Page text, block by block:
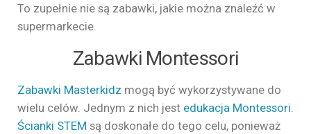
To zupełnie nie są zabawki, jakie można znaleźć w
supermarkecie.
Zabawki Montessori
Zabawki Masterkidz mogą być wykorzystywane do
wielu celów. Jednym z nich jest edukacja Montessori.
Ścianki STEM są doskonałe do tego celu, ponieważ